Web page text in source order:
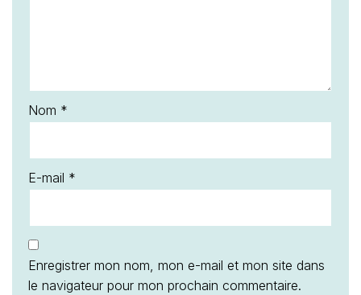
Nom *
E-mail *
Enregistrer mon nom, mon e-mail et mon site dans
le navigateur pour mon prochain commentaire.